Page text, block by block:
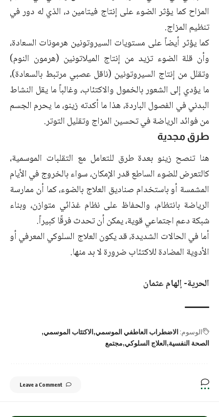
المزاح كما يؤثر الضوء على إنتاج فيتامين د، الذي له دور في
تنظيم المزاج.
كما يؤثر أيضاً على مستويات السيروتونين هرمونات السعادة،
وأن قلة الضوء تزيد من إنتاج الميلاتونين (هرمون النوم)
وتقلل من إنتاج السيروتونين (ناقل عصبي مرتبط بالسعادة)،
ما يؤدي إلى الشعور بالخمول والاكتئاب، وغالباً ما يقل النشاط
البدني في الفصول الباردة، هذا ما أكدته زينو، ما يحرم الجسم
من فوائد الرياضة في تحسين المزاج وتقليل التوتر.
طرق مجدية
هنا تنصح زينو بعدة طرق للتعامل مع التقلبات الموسمية،
كالتعرض للضوء الساطع قدر الإمكان، سواء بالخروج في الأيام
المشمسة أو باستخدام صناديق العلاج بالضوء، كما أن ممارسة
الرياضة بانتظام، والحفاظ على نظام غذائي متوازن، وبناء
شبكة دعم اجتماعي قوية، يمكن أن تحدث فرقًا كبيراً.
أما في الحالات الشديدة، قد يكون العلاج السلوكي المعرفي أو
الأدوية المضادة للاكتئاب ضرورة لا بد منها.
الحرية- إلهام عثمان
الوسوم: الاضطراب العاطفي الموسمي الاكتئاب الموسمي
الصحة النفسية العلاج السلوكي مجتمع
Leave a Comment